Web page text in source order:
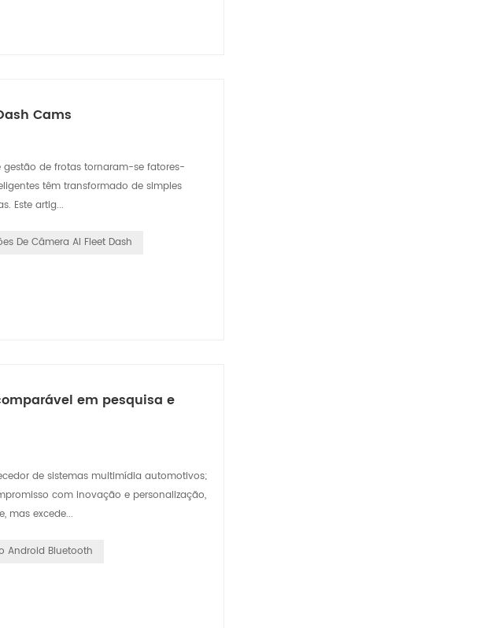
Cams
de frotas tornaram-se fatores-
têm transformado de simples
Este artig...
De Câmera AI Fleet Dash
em pesquisa e
de sistemas multimídia automotivos;
com inovação e personalização,
mas excede...
Android Bluetooth